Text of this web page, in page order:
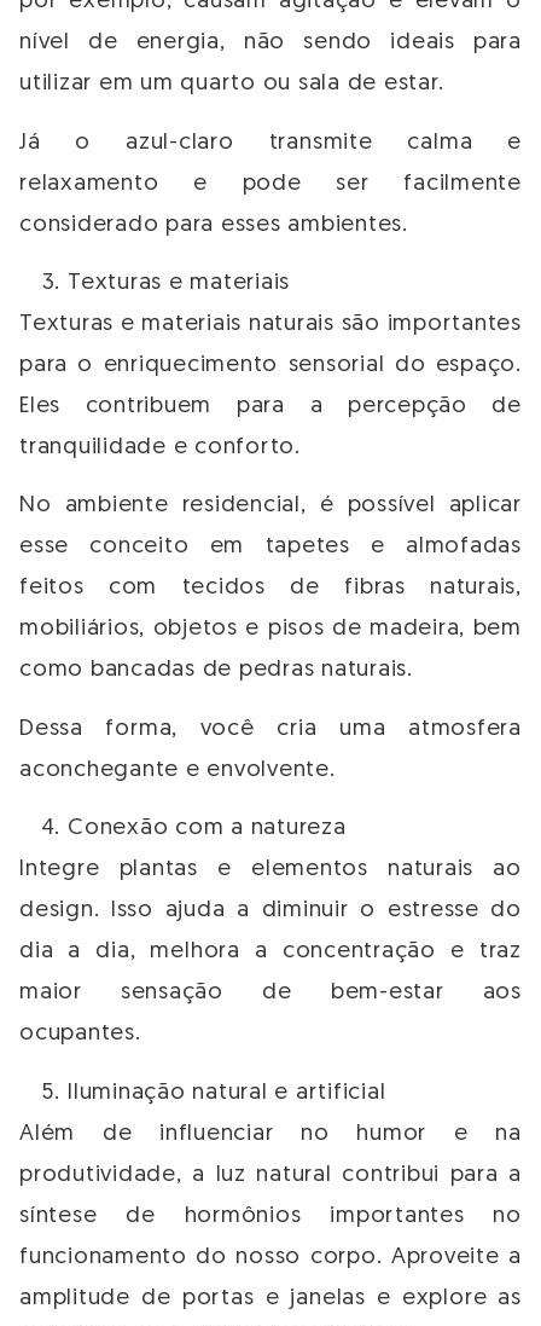
nível de energia, não sendo ideais para
utilizar em um quarto ou sala de estar.
Já o azul-claro transmite calma e
relaxamento e pode ser facilmente
considerado para esses ambientes.
Texturas e materiais
Texturas e materiais naturais são importantes
para o enriquecimento sensorial do espaço.
Eles contribuem para a percepção de
tranquilidade e conforto.
No ambiente residencial, é possível aplicar
esse conceito em tapetes e almofadas
feitos com tecidos de fibras naturais,
mobiliários, objetos e pisos de madeira, bem
como bancadas de pedras naturais.
Dessa forma, você cria uma atmosfera
aconchegante e envolvente.
Conexão com a natureza
Integre plantas e elementos naturais ao
design. Isso ajuda a diminuir o estresse do
dia a dia, melhora a concentração e traz
maior sensação de bem-estar aos
ocupantes.
Iluminação natural e artificial
Além de influenciar no humor e na
produtividade, a luz natural contribui para a
síntese de hormônios importantes no
funcionamento do nosso corpo. Aproveite a
amplitude de portas e janelas e explore as